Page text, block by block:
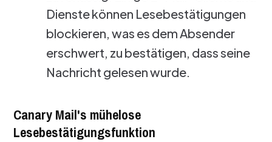
Dienste können Lesebestätigungen
blockieren, was es dem Absender
erschwert, zu bestätigen, dass seine
Nachricht gelesen wurde.
Canary Mail's mühelose
Lesebestätigungsfunktion